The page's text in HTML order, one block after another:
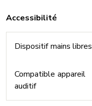
Accessibilité
Dispositif mains libres
Compatible appareil
auditif